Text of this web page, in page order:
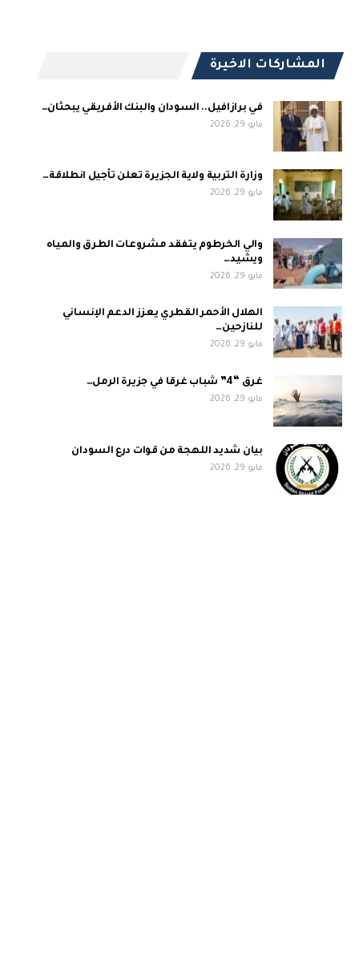
المشاركات الاخيرة
في برازافيل.. السودان والبنك الأفريقي يبحثان…
مايو 29, 2026
وزارة التربية ولاية الجزيرة تعلن تأجيل انطلاقة…
مايو 29, 2026
والي الخرطوم يتفقد مشروعات الطرق والمياه
ويشيد…
مايو 29, 2026
الهلال الأحمر القطري يعزز الدعم الإنساني
للنازحين…
مايو 29, 2026
غرق “4” شباب غرقا في جزيرة الرمل…
مايو 29, 2026
بيان شديد اللهجة من قوات درع السودان
مايو 29, 2026